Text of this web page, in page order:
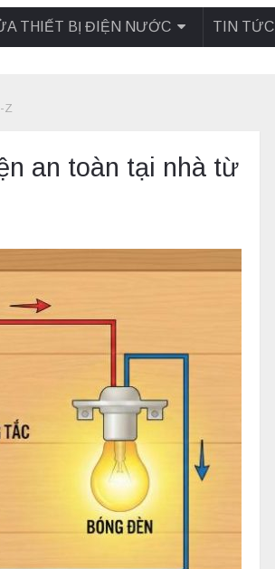
THIẾT BỊ ĐIỆN NƯỚC TIN TỨC
Z
an toàn tại nhà từ